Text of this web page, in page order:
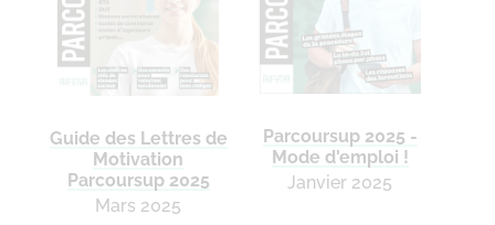
Guide des Lettres de
Motivation
Parcoursup 2025
Mars 2025
Parcoursup 2025 -
Mode d'emploi !
Janvier 2025